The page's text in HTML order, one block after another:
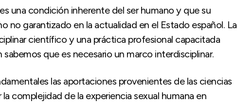
una condición inherente del ser humano y que su
no garantizado en la actualidad en el Estado español. La
científico y una práctica profesional capacitada
sabemos que es necesario un marco interdisciplinar.
las aportaciones provenientes de las ciencias
complejidad de la experiencia sexual humana en